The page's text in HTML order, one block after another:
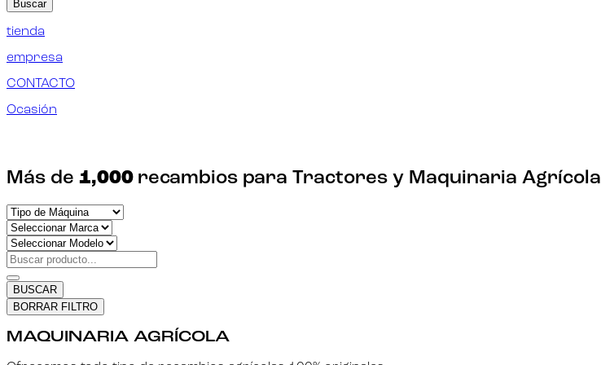
Buscar
tienda
empresa
CONTACTO
Ocasión
Más de 1,000 recambios para Tractores y Maquinaria Agrícola
BUSCAR
BORRAR FILTRO
MAQUINARIA AGRÍCOLA